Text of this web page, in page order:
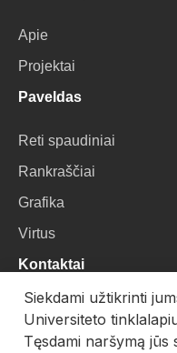
Apie
Projektai
Paveldas
Reti spaudiniai
Rankraščiai
Grafika
Virtus
Kontaktai
VU Biblioteka
Universiteto g. 3, LT-
Siekdami užtikrinti
Universiteto
Tęsdami naršymą jūs